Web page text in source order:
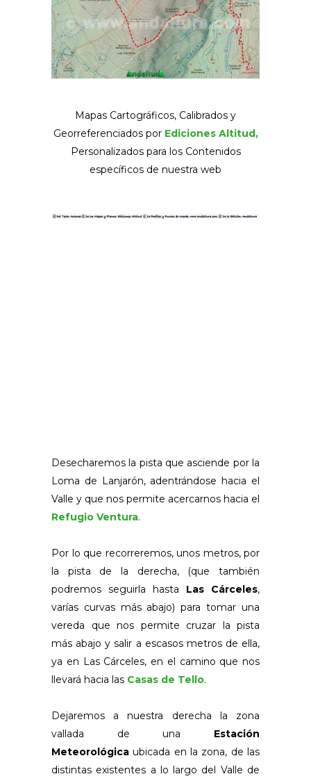
Mapas Cartográficos, Calibrados y
Georreferenciados por Ediciones Altitud,
Personalizados para los Contenidos
específicos de nuestra web
Desecharemos la pista que asciende por la
Loma de Lanjarón, adentrándose hacia el
Valle y que nos permite acercarnos hacia el
Refugio Ventura.
Por lo que recorreremos, unos metros, por
la pista de la derecha, (que también
podremos seguirla hasta Las Cárceles,
varías curvas más abajo) para tomar una
vereda que nos permite cruzar la pista
más abajo y salir a escasos metros de ella,
ya en Las Cárceles, en el camino que nos
llevará hacia las Casas de Tello.
Dejaremos a nuestra derecha la zona
vallada de una Estación
Meteorológica ubicada en la zona, de las
distintas existentes a lo largo del Valle de